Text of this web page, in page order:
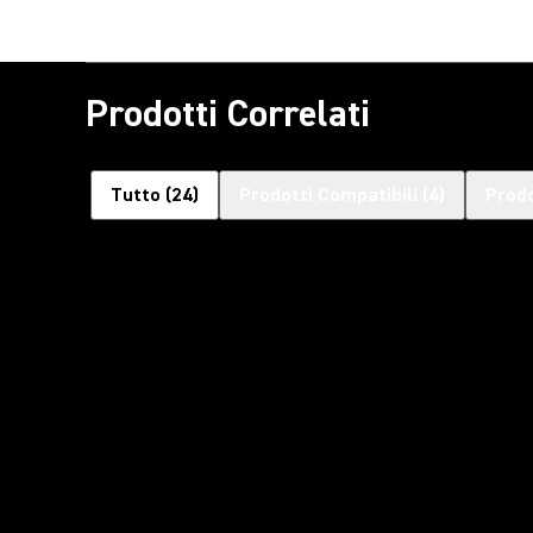
Prodotti Correlati
Tutto (24)